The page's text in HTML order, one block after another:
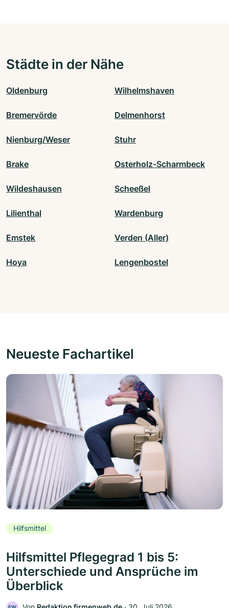
Städte in der Nähe
Oldenburg Wilhelmshaven
Bremervörde Delmenhorst
Nienburg/Weser Stuhr
Brake Osterholz-Scharmbeck
Wildeshausen Scheeßel
Lilienthal Wardenburg
Emstek Verden (Aller)
Hoya Lengenbostel
Neueste Fachartikel
Hilfsmittel
Hilfsmittel Pflegegrad 1 bis 5:
Unterschiede und Ansprüche im
Überblick